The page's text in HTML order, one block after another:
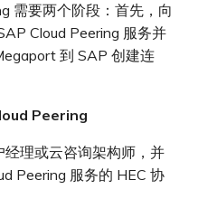
需要两个阶段：首先，向
Cloud Peering 服务并
到 SAP 创建连
Peering
理或云咨询架构师，并
Peering 服务的 HEC 协